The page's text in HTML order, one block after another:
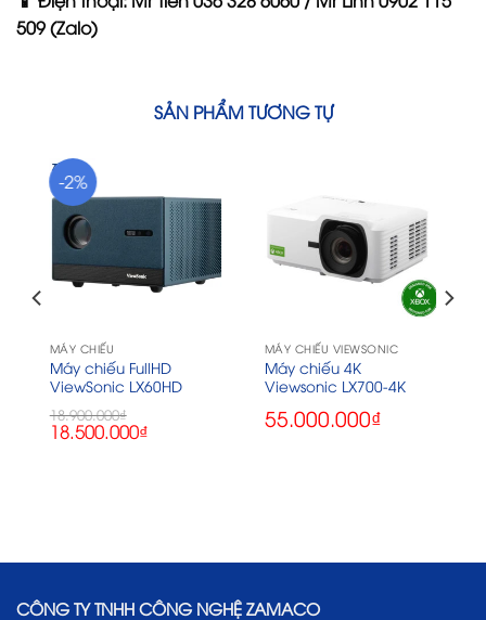
509 (Zalo)
SẢN PHẨM TƯƠNG TỰ
-2%
MÁY CHIẾU
Máy chiếu FullHD
ViewSonic LX60HD
18.900.000₫
Giá
gốc
18.500.000₫Giá
hiện
MÁY CHIẾU VIEWSONIC
Máy chiếu 4K
Viewsonic LX700-4K
55.000.000₫
CÔNG TY TNHH CÔNG NGHỆ ZAMACO